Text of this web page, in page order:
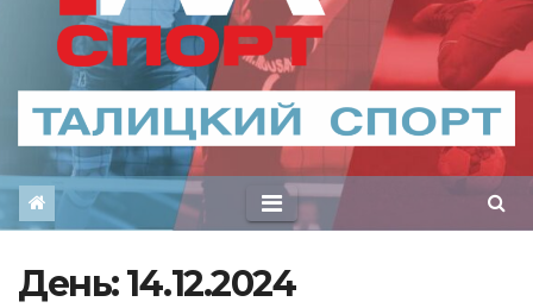
День:14.12.2024